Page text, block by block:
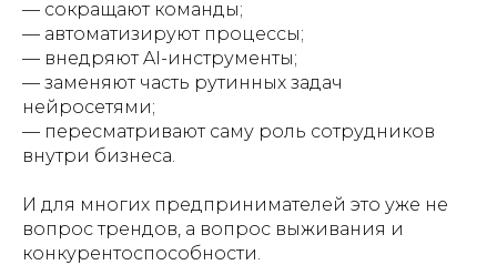
— сокращают команды;
— автоматизируют процессы;
— внедряют AI-инструменты;
— заменяют часть рутинных задач
нейросетями;
— пересматривают саму роль сотрудников
внутри бизнеса.
И для многих предпринимателей это уже не
вопрос трендов, а вопрос выживания и
конкурентоспособности.